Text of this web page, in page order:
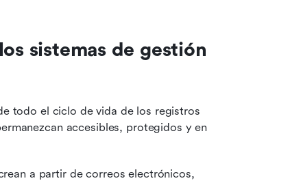
sistemas de gestión
todo el ciclo de vida de los registros
accesibles, protegidos y en
a partir de correos electrónicos,